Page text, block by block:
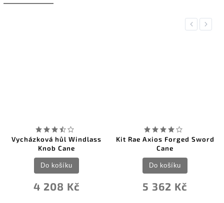
Previous
Vycházková hůl Windlass
Knob Cane
4 208 Kč
Do košíku
Kit Rae Axios Forged Sword
Cane
5 362 Kč
Do košíku
Next